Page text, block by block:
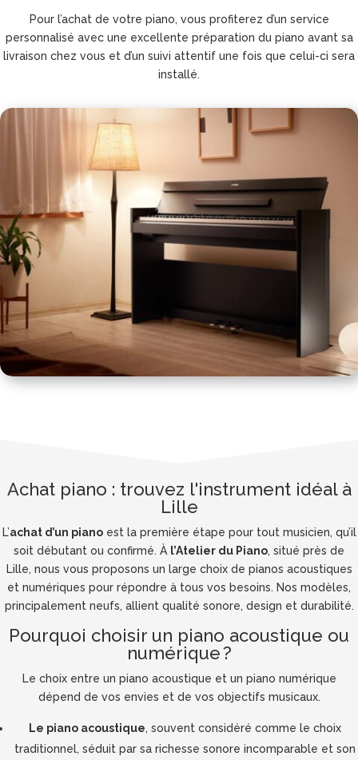
Pour l’achat de votre piano, vous profiterez d’un service
personnalisé avec une excellente préparation du piano avant sa
livraison chez vous et d’un suivi attentif une fois que celui-ci sera
installé.
​Achat piano : trouvez l'instrument idéal à
Lille
L’achat d’un pianoest la première étape pour tout musicien, qu’il
soit débutant ou confirmé. À l’Atelier du Piano, situé près de
Lille, nous vous proposons un large choix de pianos acoustiques
et numériques pour répondre à tous vos besoins. Nos modèles,
principalement neufs, allient qualité sonore, design et durabilité.
Pourquoi choisir un piano acoustique ou
numérique ?
Le choix entre un piano acoustique et un piano numérique
dépend de vos envies et de vos objectifs musicaux.
Le piano acoustique, souvent considéré comme le choix
traditionnel, séduit par sa richesse sonore incomparable et son